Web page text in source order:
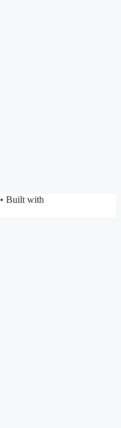
• Built with